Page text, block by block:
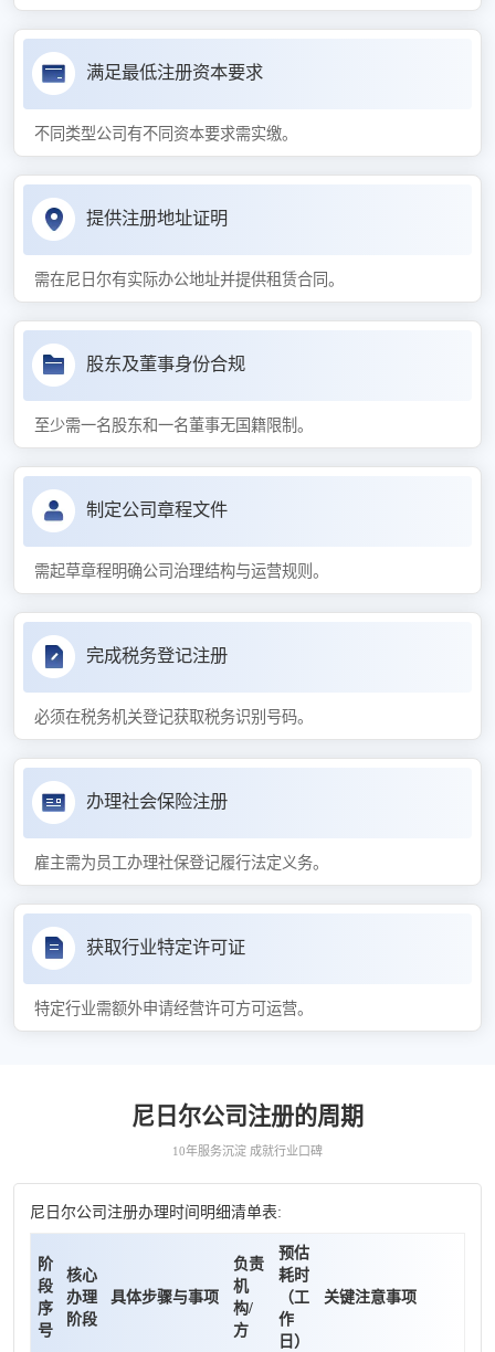
满足最低注册资本要求
不同类型公司有不同资本要求需实缴。
提供注册地址证明
需在尼日尔有实际办公地址并提供租赁合同。
股东及董事身份合规
至少需一名股东和一名董事无国籍限制。
制定公司章程文件
需起草章程明确公司治理结构与运营规则。
完成税务登记注册
必须在税务机关登记获取税务识别号码。
办理社会保险注册
雇主需为员工办理社保登记履行法定义务。
获取行业特定许可证
特定行业需额外申请经营许可方可运营。
尼日尔公司注册的周期
10年服务沉淀 成就行业口碑
尼日尔公司注册办理时间明细清单表:
阶
段
序
号
核心
办理
阶段
具体步骤与事项
负责
机
构/
方
预估
耗时
（工
作
日）
关键注意事项